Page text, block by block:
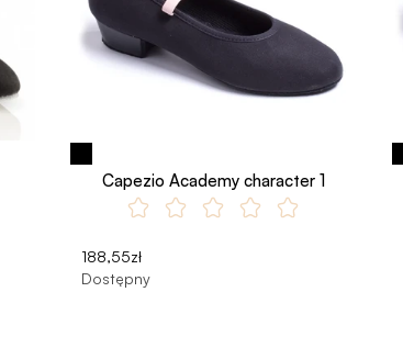
Capezio Academy character 1
188,55zł
Dostępny